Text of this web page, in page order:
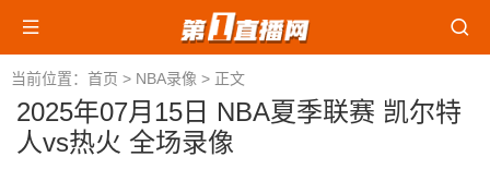
当前位置： 首页 > NBA录像 > 正文
2025年07月15日 NBA夏季联赛 凯尔特
人vs热火 全场录像